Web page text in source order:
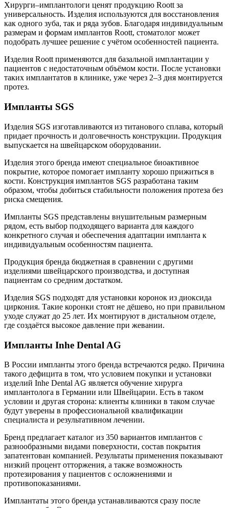
Хирурги–имплантологи ценят продукцию Roott за
универсальность. Изделия используются для восстановления
как одного зуба, так и ряда зубов. Благодаря индивидуальным
размерам и формам имплантов Roott, стоматолог может
подобрать лучшее решение с учётом особенностей пациента.
Изделия Roott применяются для базальной имплантации у
пациентов с недостаточным объёмом кости. После установки
таких имплантатов в клинике, уже через 2–3 дня монтируется
протез.
Импланты SGS
Изделия SGS изготавливаются из титанового сплава, который
придает прочность и долговечность конструкции. Продукция
выпускается на швейцарском оборудовании.
Изделия этого бренда имеют специальное биоактивное
покрытие, которое помогает импланту хорошо прижиться в
кости. Конструкция имплантов SGS разработана таким
образом, чтобы добиться стабильности положения протеза без
риска смещения.
Импланты SGS представлены внушительным размерным
рядом, есть выбор подходящего варианта для каждого
конкретного случая и обеспечения адаптации импланта к
индивидуальным особенностям пациента.
Продукция бренда бюджетная в сравнении с другими
изделиями швейцарского производства, и доступная
пациентам со средним достатком.
Изделия SGS подходят для установки коронок из диоксида
циркония. Такие коронки стоят не дёшево, но при правильном
уходе служат до 25 лет. Их монтируют в дистальном отделе,
где создаётся высокое давление при жевании.
Импланты Inhe Dental AG
В России импланты этого бренда встречаются редко. Причина
такого дефицита в том, что условием покупки и установки
изделий Inhe Dental AG является обучение хирурга
имплантолога в Германии или Швейцарии. Есть в таком
условии и другая сторона: клиенты клиники в таком случае
будут уверены в профессиональной квалификации
специалиста и результативном лечении.
Бренд предлагает каталог из 350 вариантов имплантов с
разнообразными видами поверхности, состав покрытия
запатентован компанией. Результаты применения показывают
низкий процент отторжения, а также возможность
протезирования у пациентов с осложнениями и
противопоказаниями.
Имплантаты этого бренда устанавливаются сразу после